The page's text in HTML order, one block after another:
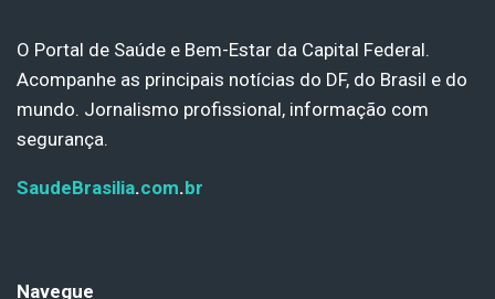
O Portal de Saúde e Bem-Estar da Capital Federal.
Acompanhe as principais notícias do DF, do Brasil e do
mundo. Jornalismo profissional, informação com
segurança.
SaudeBrasilia.com.br
Navegue